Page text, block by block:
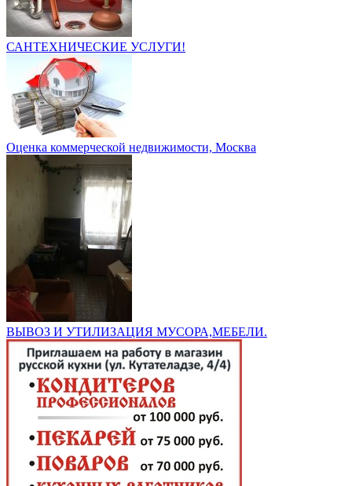
САНТЕХНИЧЕСКИЕ УСЛУГИ!
Оценка коммерческой недвижимости, Москва
ВЫВОЗ И УТИЛИЗАЦИЯ МУСОРА,МЕБЕЛИ.